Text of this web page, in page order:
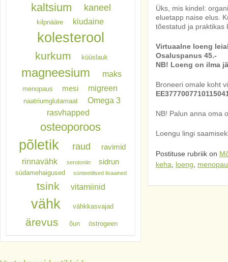
Üks, mis kindel:
eluetapp naise elus.
tõestatud ja praktikas
Virtuaalne loeng
Osaluspanus 45.-
NB! Loeng on ilma
Broneeri omale koht
NB! Palun anna oma
Loengu lingi
Postituse rubriik on
keha
loeng
kaltsium kaneel
kilpnääre kiudaine
kolesterool
kurkum küüslauk
magneesium maks
menopaus mesi migreen
naatriumglutamaat
Omega 3
rasvhapped
osteoporoos
põletik raud ravimid
rinnavähk serotoniin sidrun
südamehaigused sünteetilised lisaained
tsink vitamiinid
vähk vähkkasvajad
ärevus õun östrogeen